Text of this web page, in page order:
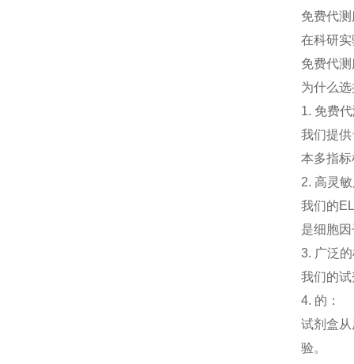
免费代
在科研
免费代
为什么
1. 免费
我们提
本多指
2. 高灵
我们的
是细胞
3. 广泛
我们的
4. 的：
试剂盒
验。